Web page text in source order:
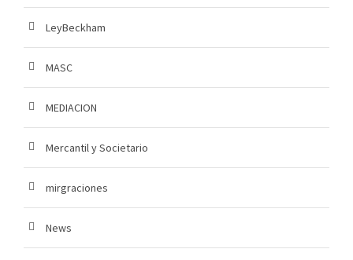
LeyBeckham
MASC
MEDIACION
Mercantil y Societario
mirgraciones
News